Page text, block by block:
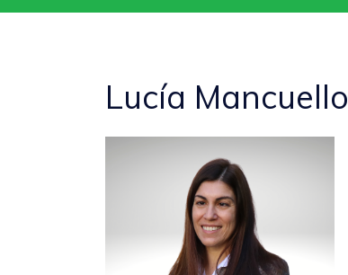
Lucía Mancuello